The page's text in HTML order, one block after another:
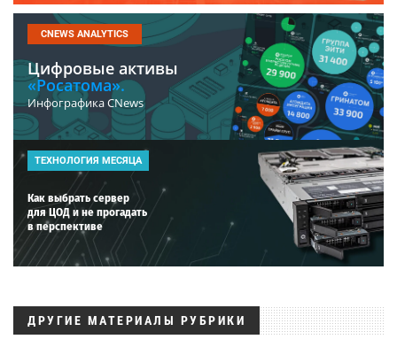
CNEWS ANALYTICS
Цифровые активы
«Росатома».
Инфографика CNews
ТЕХНОЛОГИЯ МЕСЯЦА
Как выбрать сервер
для ЦОД и не прогадать
в перспективе
ДРУГИЕ МАТЕРИАЛЫ РУБРИКИ